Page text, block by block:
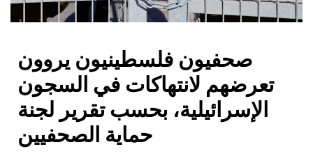
صحفيون فلسطينيون يروون
تعرضهم لانتهاكات في السجون
الإسرائيلية، بحسب تقرير لجنة
حماية الصحفيين